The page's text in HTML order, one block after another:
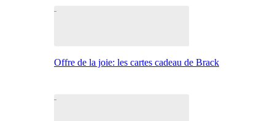
Offre de la joie: les cartes cadeau de Brack